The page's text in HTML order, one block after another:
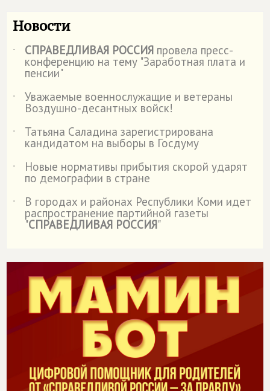
Новости
˙ СПРАВЕДЛИВАЯ РОССИЯ провела пресс-
конференцию на тему "Заработная плата и
пенсии"
˙
Уважаемые военнослужащие и ветераны
Воздушно-десантных войск!
˙
Татьяна Саладина зарегистрирована
кандидатом на выборы в Госдуму
˙
Новые нормативы прибытия скорой ударят
по демографии в стране
˙
В городах и районах Республики Коми идет
распространение партийной газеты
"СПРАВЕДЛИВАЯ РОССИЯ"